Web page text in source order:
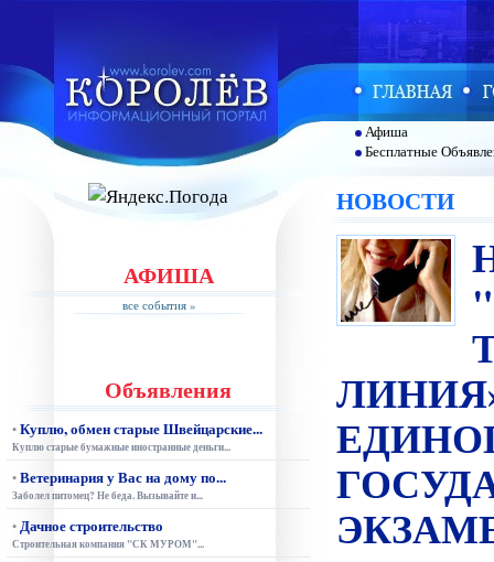
Афиша
Бесплатные
АФИША
все события »
Объявления
•Куплю, обмен старые Швейцарские...
Куплю старые бумажные иностранные деньги...
•Ветеринария у Вас на дому по...
Заболел питомец? Не беда. Вызывайте и...
•Дачное строительство
Строительная компания "СК МУРОМ"...
НОВОСТИ